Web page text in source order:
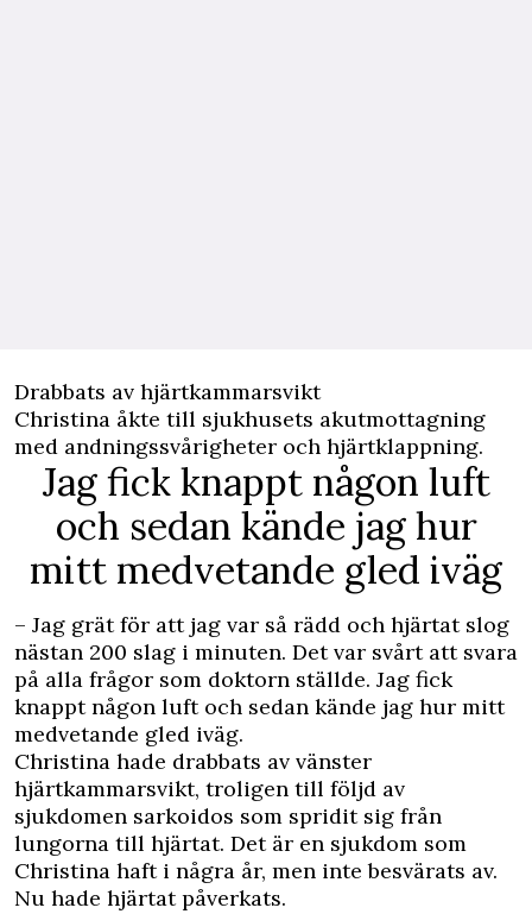
Drabbats av hjärtkammarsvikt
Christina åkte till sjukhusets akutmottagning
med andningssvårigheter och hjärtklappning.
Jag fick knappt någon luft
och sedan kände jag hur
mitt medvetande gled iväg
– Jag grät för att jag var så rädd och hjärtat slog
nästan 200 slag i minuten. Det var svårt att svara
på alla frågor som doktorn ställde. Jag fick
knappt någon luft och sedan kände jag hur mitt
medvetande gled iväg.
Christina hade drabbats av vänster
hjärtkammarsvikt, troligen till följd av
sjukdomen sarkoidos som spridit sig från
lungorna till hjärtat. Det är en sjukdom som
Christina haft i några år, men inte besvärats av.
Nu hade hjärtat påverkats.